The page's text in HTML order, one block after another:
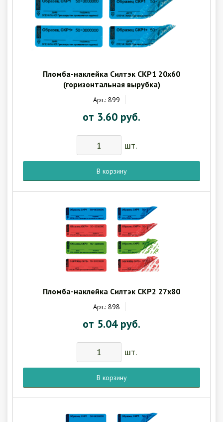
Пломба-наклейка Силтэк СКР1 20х60
(горизонтальная вырубка)
Арт.: 899
от 3.60 руб.
шт.
В корзину
Пломба-наклейка Силтэк СКР2 27х80
Арт.: 898
от 5.04 руб.
шт.
В корзину